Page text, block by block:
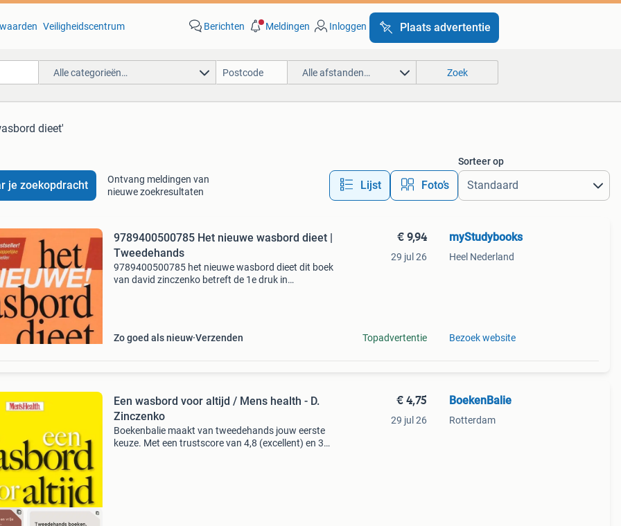
Veiligheidscentrum Berichten Meldingen Inloggen Plaats advertentie
Alle categorieën… Alle afstanden… Zoek
dieet'
je zoekopdracht
Ontvang meldingen van
nieuwe zoekresultaten
Lijst Foto’s
Sorteer op
9789400500785 Het nieuwe wasbord dieet |
Tweedehands
9789400500785 het nieuwe wasbord dieet dit boek
van david zinczenko betreft de 1e druk in
Zo goed als nieuw Verzenden
€ 9,94
29 jul 26
Topadvertentie
myStudybooks
Heel Nederland
Bezoek website
Een wasbord voor altijd / Mens health - D.
Zinczenko
Boekenbalie maakt van tweedehands jouw eerste
keuze. Met een trustscore van 4,8 (excellent) en 30
€ 4,75
29 jul 26
BoekenBalie
Rotterdam